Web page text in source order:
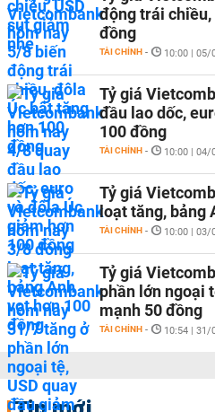
động trái chiều,
đồng
TÀI CHÍNH - 10:00 | 05/
Tỷ giá
đầu lao dốc,
100 đồng
TÀI CHÍNH - 10:00 | 04/
Tỷ giá
loạt tăng, bảng
TÀI CHÍNH - 10:00 | 03/
Tỷ giá
phần lớn ngoại
mạnh 50 đồng
TÀI CHÍNH - 10:54 | 31/